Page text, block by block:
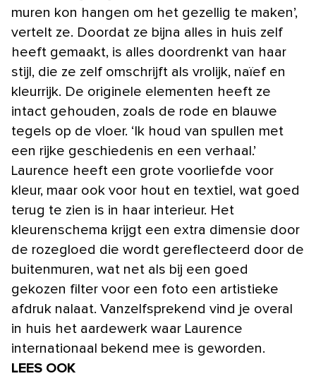
muren kon hangen om het gezellig te maken’,
vertelt ze. Doordat ze bijna alles in huis zelf
heeft gemaakt, is alles doordrenkt van haar
stijl, die ze zelf omschrijft als vrolijk, naïef en
kleurrijk. De originele elementen heeft ze
intact gehouden, zoals de rode en blauwe
tegels op de vloer. ‘Ik houd van spullen met
een rijke geschiedenis en een verhaal.’
Laurence heeft een grote voorliefde voor
kleur, maar ook voor hout en textiel, wat goed
terug te zien is in haar interieur. Het
kleurenschema krijgt een extra dimensie door
de rozegloed die wordt gereflecteerd door de
buitenmuren, wat net als bij een goed
gekozen filter voor een foto een artistieke
afdruk nalaat. Vanzelfsprekend vind je overal
in huis het aardewerk waar Laurence
internationaal bekend mee is geworden.
LEES OOK